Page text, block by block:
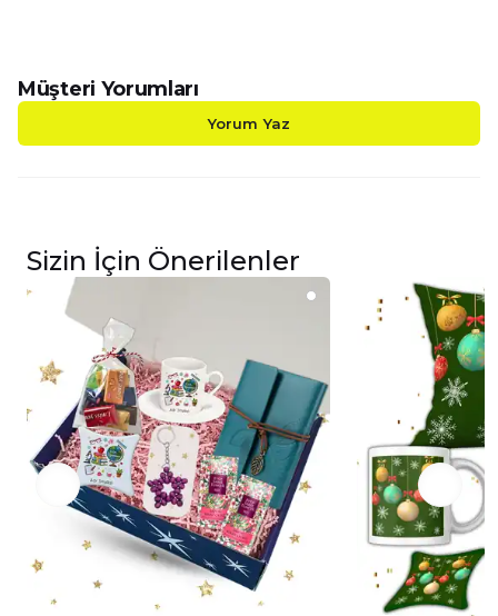
Müşteri Yorumları
Yorum Yaz
Sizin İçin Önerilenler